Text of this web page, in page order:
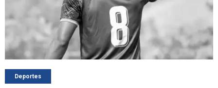
Deportes